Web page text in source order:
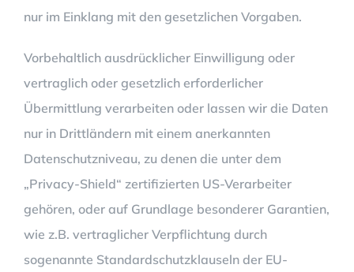
nur im Einklang mit den gesetzlichen Vorgaben.
Vorbehaltlich ausdrücklicher Einwilligung oder
vertraglich oder gesetzlich erforderlicher
Übermittlung verarbeiten oder lassen wir die Daten
nur in Drittländern mit einem anerkannten
Datenschutzniveau, zu denen die unter dem
„Privacy-Shield“ zertifizierten US-Verarbeiter
gehören, oder auf Grundlage besonderer Garantien,
wie z.B. vertraglicher Verpflichtung durch
sogenannte Standardschutzklauseln der EU-